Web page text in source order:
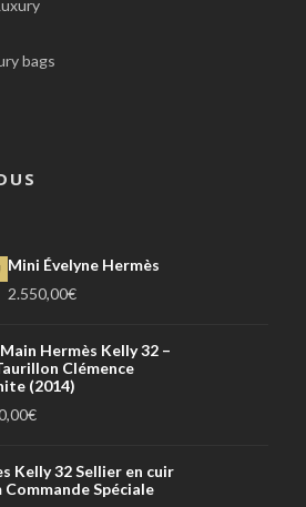
bags
Mini Évelyne Hermès
2.550,00€
Hermès Kelly 32 –
Clémence
(2014)
€
Kelly 32 Sellier en cuir
Commande Spéciale